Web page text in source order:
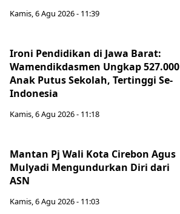
Kamis, 6 Agu 2026 - 11:39
Ironi Pendidikan di Jawa Barat:
Wamendikdasmen Ungkap 527.000
Anak Putus Sekolah, Tertinggi Se-
Indonesia
Kamis, 6 Agu 2026 - 11:18
Mantan Pj Wali Kota Cirebon Agus
Mulyadi Mengundurkan Diri dari
ASN
Kamis, 6 Agu 2026 - 11:03